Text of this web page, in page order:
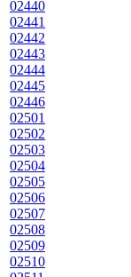
02440
02441
02442
02443
02444
02445
02446
02501
02502
02503
02504
02505
02506
02507
02508
02509
02510